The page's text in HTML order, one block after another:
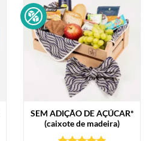
SEM ADIÇÃO DE AÇÚCAR*
(caixote de madeira)